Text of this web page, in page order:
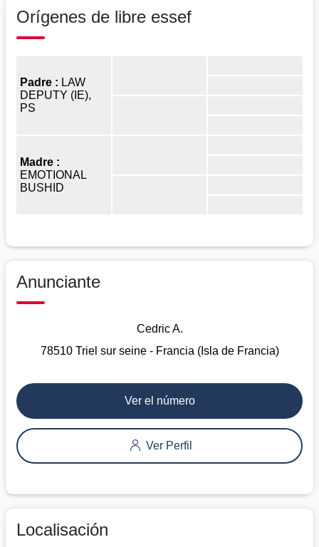
Orígenes de libre essef
Padre : LAW
DEPUTY (IE),
PS
Madre :
EMOTIONAL
BUSHID
Anunciante
Cedric A.
78510 Triel sur seine - Francia (Isla de Francia)
Ver el número
Ver Perfil
Localisación